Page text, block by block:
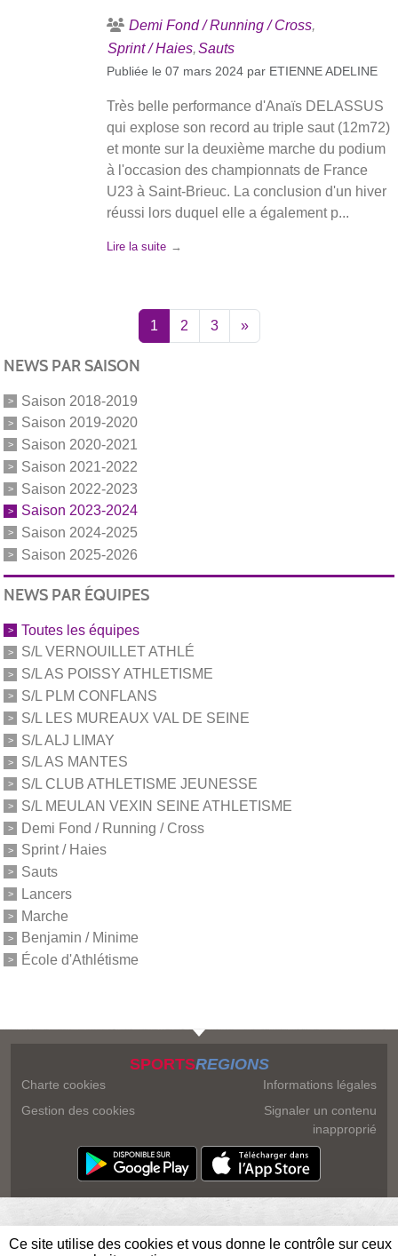
Demi Fond / Running / Cross
Sprint / Haies Sauts
Publiée le 07 mars 2024 par ETIENNE ADELINE
Très belle performance d'Anaïs DELASSUS
qui explose son record au triple saut (12m72)
et monte sur la deuxième marche du podium
à l'occasion des championnats de France
U23 à Saint-Brieuc. La conclusion d'un hiver
réussi lors duquel elle a également p...
Lire la suite
1 2 3 »
NEWS PAR SAISON
Saison 2018-2019
Saison 2019-2020
Saison 2020-2021
Saison 2021-2022
Saison 2022-2023
Saison 2023-2024
Saison 2024-2025
Saison 2025-2026
NEWS PAR ÉQUIPES
Toutes les équipes
S/L VERNOUILLET ATHLÉ
S/L AS POISSY ATHLETISME
S/L PLM CONFLANS
S/L LES MUREAUX VAL DE SEINE
S/L ALJ LIMAY
S/L AS MANTES
S/L CLUB ATHLETISME JEUNESSE
S/L MEULAN VEXIN SEINE ATHLETISME
Demi Fond / Running / Cross
Sprint / Haies
Sauts
Lancers
Marche
Benjamin / Minime
École d'Athlétisme
SPORTSREGIONS
Charte cookies
Gestion des cookies
Informations légales
Signaler un contenu
inapproprié
Ce site utilise des cookies et vous donne le contrôle sur ceux